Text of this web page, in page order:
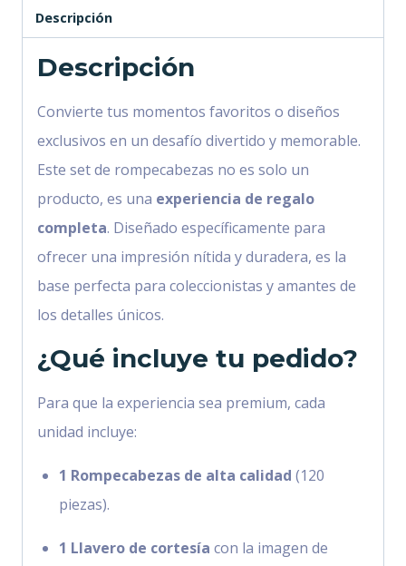
Descripción
Descripción
Convierte tus momentos favoritos o diseños
exclusivos en un desafío divertido y memorable.
Este set de rompecabezas no es solo un
producto, es una experiencia de regalo
completa. Diseñado específicamente para
ofrecer una impresión nítida y duradera, es la
base perfecta para coleccionistas y amantes de
los detalles únicos.
¿Qué incluye tu pedido?
Para que la experiencia sea premium, cada
unidad incluye:
1 Rompecabezas de alta calidad (120
piezas).
1 Llavero de cortesía con la imagen de